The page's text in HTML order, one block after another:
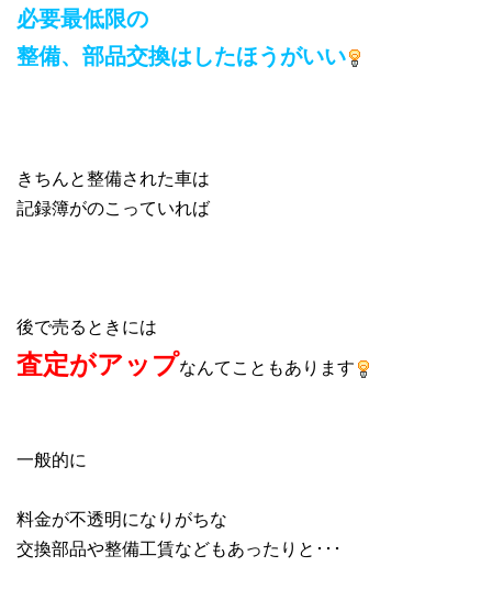
必要最低限の
整備、部品交換はしたほうがいい
きちんと整備された車は
記録簿がのこっていれば
後で売るときには
査定がアップなんてこともあります
一般的に
料金が不透明になりがちな
交換部品や整備工賃などもあったりと･･･